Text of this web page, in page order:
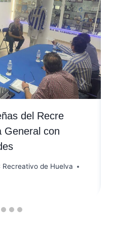
del Recre
General con
Recreativo de Huelva